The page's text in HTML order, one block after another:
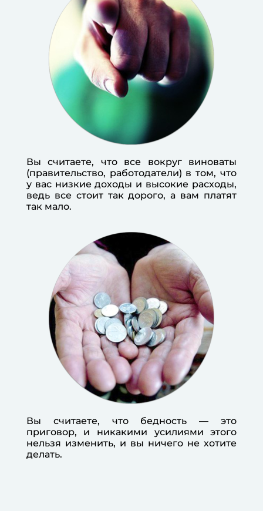
Вы считаете, что все вокруг виноваты
(правительство, работодатели) в том, что
у вас низкие доходы и высокие расходы,
ведь все стоит так дорого, а вам платят
так мало.
Вы считаете, что бедность — это
приговор, и никакими усилиями этого
нельзя изменить, и вы ничего не хотите
делать.